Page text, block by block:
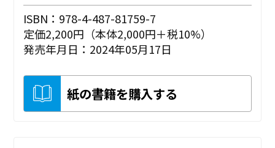
ISBN：978-4-487-81759-7
定価2,200円（本体2,000円＋税10%）
発売年月日：2024年05月17日
紙の書籍を購入する